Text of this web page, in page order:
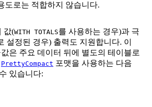
도로는 적합하지 않습니다.
값(WITH TOTALS를 사용하는 경우)과 극
설정된 경우) 출력도 지원합니다. 이
은 주요 데이터 뒤에 별도의 테이블로
PrettyCompact 포맷을 사용하는 다음
있습니다: